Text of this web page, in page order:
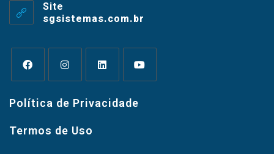
Site
sgsistemas.com.br
Política de Privacidade
Termos de Uso